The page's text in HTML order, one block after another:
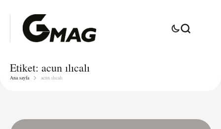
Etiket: acun ılıcalı
Ana sayfa acun ılıcalı